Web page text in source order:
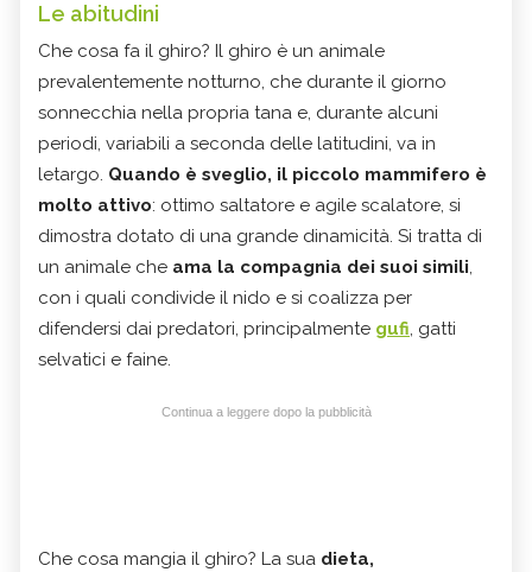
Le abitudini
Che cosa fa il ghiro? Il ghiro è un animale
prevalentemente notturno, che durante il giorno
sonnecchia nella propria tana e, durante alcuni
periodi, variabili a seconda delle latitudini, va in
letargo. Quando è sveglio, il piccolo mammifero è
molto attivo: ottimo saltatore e agile scalatore, si
dimostra dotato di una grande dinamicità. Si tratta di
un animale che ama la compagnia dei suoi simili,
con i quali condivide il nido e si coalizza per
difendersi dai predatori, principalmente gufi, gatti
selvatici e faine.
Continua a leggere dopo la pubblicità
Che cosa mangia il ghiro? La sua dieta,